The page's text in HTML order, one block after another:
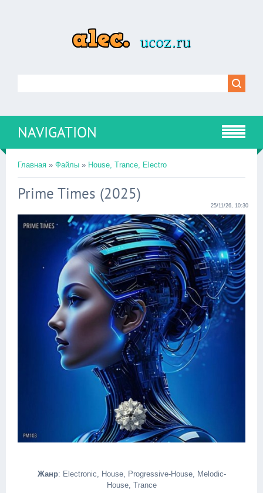
NAVIGATION
Главная » Файлы » House, Trance, Electro
Prime Times (2025)
25/11/26, 10:30
Жанр: Electronic, House, Progressive-House, Melodic-
House, Trance